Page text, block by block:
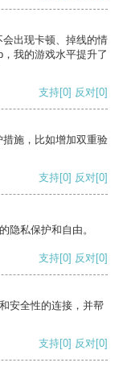
出现卡顿、掉线的情
我的游戏水平提升了
支持[0] 反对[0]
施，比如增加双重验
支持[0] 反对[0]
隐私保护和自由。
支持[0] 反对[0]
安全性的连接，并帮
支持[0] 反对[0]